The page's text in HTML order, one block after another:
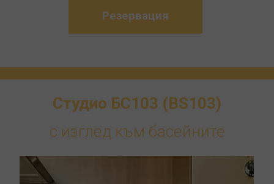
Резервация
Студио БС103 (BS103)
с изглед към басейните